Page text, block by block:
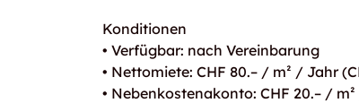
Konditionen
• Verfügbar: nach Vereinbarung
• Nettomiete: CHF 80.– / m² / Jahr
• Nebenkostenakonto: CHF 20.– /